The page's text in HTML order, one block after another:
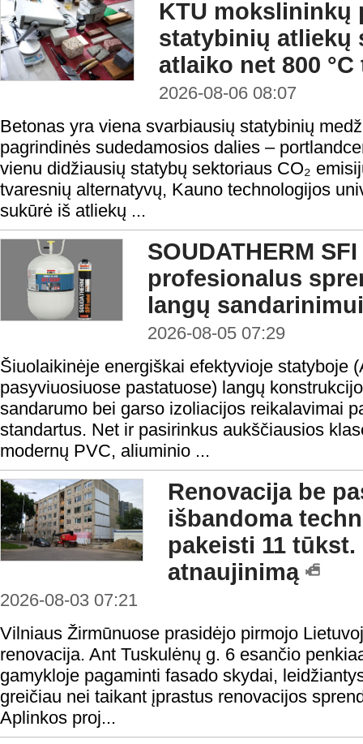
KTU mokslininkų
statybinių atliekų
atlaiko net 800
2026-08-06 08:07
Betonas yra viena svarbiausių statybinių
pagrindinės sudedamosios dalies –
vienu didžiausių statybų sektoriaus CO₂
tvaresnių alternatyvų, Kauno technologijos
sukūrė iš atliekų ...
SOUDATHERM
profesionalus
langų
2026-08-05 07:29
Šiuolaikinėje energiškai efektyvioje statyboje
pasyviuosiuose pastatuose) langų
sandarumo bei garso izoliacijos reikalavimai
standartus. Net ir pasirinkus aukščiausios
modernų PVC, aliuminio ...
Renovacija be
išbandoma
pakeisti 11
atnaujinimą
2026-08-03 07:21
Vilniaus Žirmūnuose prasidėjo pirmojo
renovacija. Ant Tuskulėnų g. 6 esančio
gamykloje pagaminti fasado skydai,
greičiau nei taikant įprastus renovacijos
Aplinkos proj...